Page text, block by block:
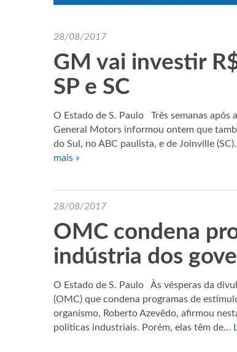
28/08/2017
GM vai investir
SP e SC
O Estado de S. Paulo Três semanas
General Motors informou ontem que
do Sul, no ABC paulista, e de Joinville
mais »
28/08/2017
OMC condena
indústria dos
O Estado de S. Paulo Às vésperas da
(OMC) que condena programas de
organismo, Roberto Azevêdo, afirmou
políticas industriais. Porém, elas têm de…